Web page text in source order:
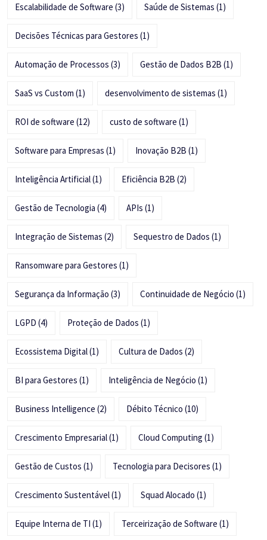
Escalabilidade de Software (3) Saúde de Sistemas (1)
Decisões Técnicas para Gestores (1)
Automação de Processos (3) Gestão de Dados B2B (1)
SaaS vs Custom (1) desenvolvimento de sistemas (1)
ROI de software (12) custo de software (1)
Software para Empresas (1) Inovação B2B (1)
Inteligência Artificial(1) Eficiência B2B (2)
Gestão de Tecnologia (4) APIs (1)
Integração de Sistemas (2) Sequestro de Dados (1)
Ransomware para Gestores (1)
Segurança da Informação (3) Continuidade de Negócio (1)
LGPD (4) Proteção de Dados (1)
Ecossistema Digital(1) Cultura de Dados (2)
BI para Gestores (1) Inteligência de Negócio (1)
Business Intelligence (2) Débito Técnico (10)
Crescimento Empresarial(1) Cloud Computing (1)
Gestão de Custos (1) Tecnologia para Decisores (1)
Crescimento Sustentável(1) Squad Alocado (1)
Equipe Interna de TI (1) Terceirização de Software (1)